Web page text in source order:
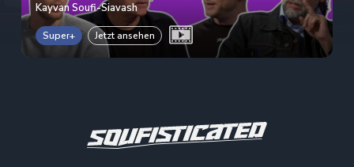
Kayvan Soufi-Siavash
Super+ Jetzt ansehen